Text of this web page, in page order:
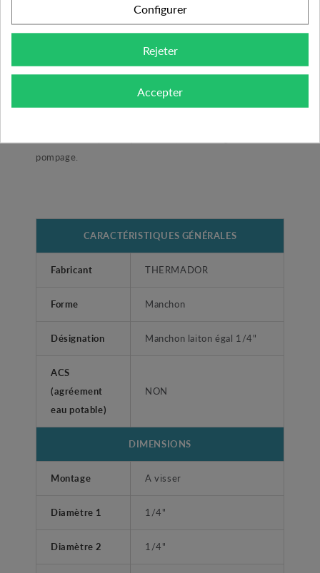
DESCRIPTION DU PRODUIT
Manchon laiton égal 1/4"
Ce manchon est idéale pour vos montages de
surpresseurs.
pompage.
CARACTÉRISTIQUES GÉNÉRALES
Fabricant THERMADOR
Forme Manchon
Désignation Manchon laiton égal 1/4"
ACS
(agréement
eau potable)
NON
DIMENSIONS
Montage A visser
Diamètre 1 1/4"
Diamètre 2 1/4"
Configurer
Rejeter
Accepter